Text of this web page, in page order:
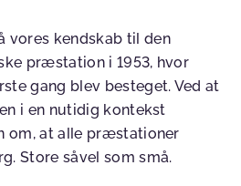
vores kendskab til den
præstation i 1953, hvor
gang blev besteget. Ved at
i en nutidig kontekst
om, at alle præstationer
Store såvel som små.